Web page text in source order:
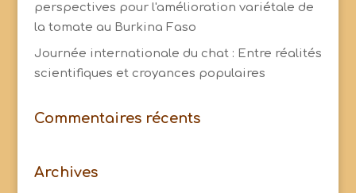
perspectives pour l'amélioration variétale de
la tomate au Burkina Faso
Journée internationale du chat : Entre réalités
scientifiques et croyances populaires
Commentaires récents
Archives